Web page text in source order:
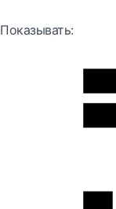
Показывать: